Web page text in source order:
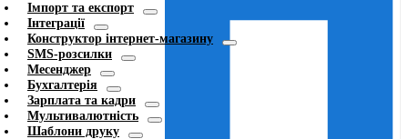
Імпорт та експорт
Інтеграції
Конструктор інтернет-магазину
SMS-розсилки
Месенджер
Бухгалтерія
Зарплата та кадри
Мультивалютність
Шаблони друку